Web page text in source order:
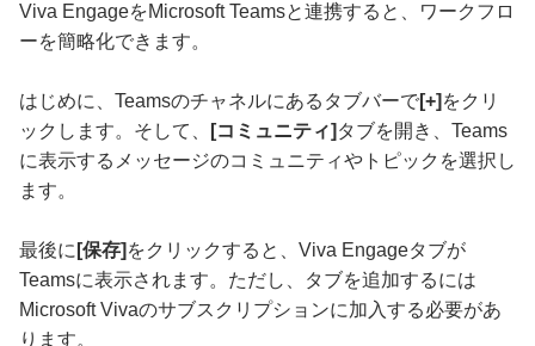
Viva EngageをMicrosoft Teamsと連携すると、ワークフロ
ーを簡略化できます。
はじめに、Teamsのチャネルにあるタブバーで[+] をクリ
ックします。そして、
[コミュニティ] タブを開き、Teams
に表示するメッセージのコミュニティやトピックを選択し
ます。
最後に [保存] をクリックすると、Viva Engageタブが
Teamsに表示されます。ただし、タブを追加するには
Microsoft Vivaのサブスクリプションに加入する必要があ
ります。